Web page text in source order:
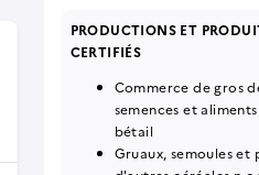
PRODUCTIONS ET
CERTIFIÉS
Commerce de gros
semences et
bétail
Gruaux, semoules et